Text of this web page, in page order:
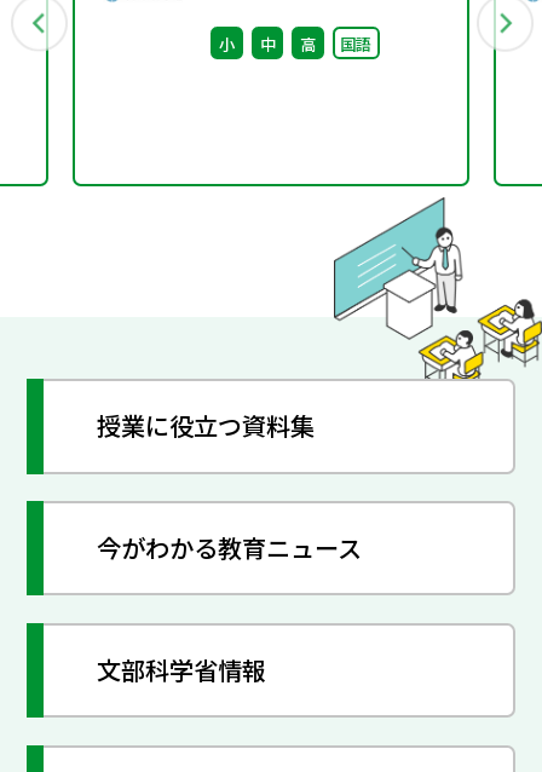
回） 配付資料
小 中 高 国語
授業に役立つ資料集
今がわかる教育ニュース
文部科学省情報